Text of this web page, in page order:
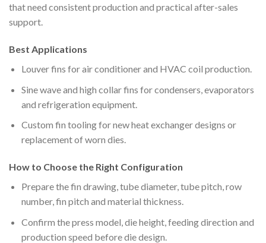
that need consistent production and practical after-sales
support.
Best Applications
Louver fins for air conditioner and HVAC coil production.
Sine wave and high collar fins for condensers, evaporators
and refrigeration equipment.
Custom fin tooling for new heat exchanger designs or
replacement of worn dies.
How to Choose the Right Configuration
Prepare the fin drawing, tube diameter, tube pitch, row
number, fin pitch and material thickness.
Confirm the press model, die height, feeding direction and
production speed before die design.